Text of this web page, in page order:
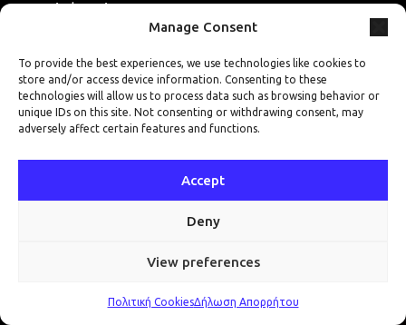
Manage Consent
To provide the best experiences, we use technologies like cookies to
store and/or access device information. Consenting to these
technologies will allow us to process data such as browsing behavior or
unique IDs on this site. Not consenting or withdrawing consent, may
adversely affect certain features and functions.
Accept
Deny
View preferences
Πολιτική CookiesΔήλωση Απορρήτου
Risk,Finance
Cybersecurity,
προηγούμενη
Πώς
σε online
επόμενη
γερανών σε
Ζητήστε δωρεάν αξιολόγηση